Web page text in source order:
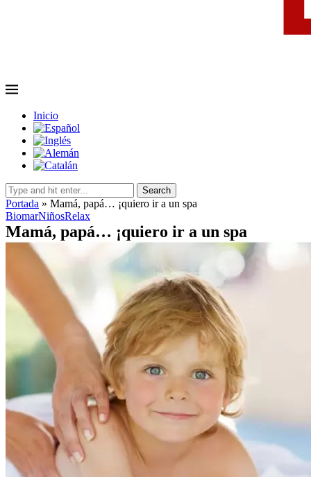
Inicio
Search
Portada » Mamá, papá… ¡quiero ir a un spa
BiomarNiñosRelax
Mamá, papá… ¡quiero ir a un spa